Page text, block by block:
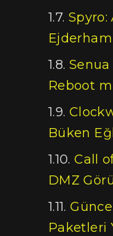
Spyro:
Senua
Reboot
Büken
Call
DMZ
Paketleri